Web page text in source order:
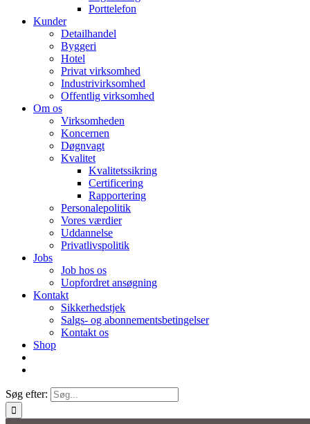
Porttelefon
Kunder
Detailhandel
Byggeri
Hotel
Privat virksomhed
Industrivirksomhed
Offentlig virksomhed
Om os
Virksomheden
Koncernen
Døgnvagt
Kvalitet
Kvalitetssikring
Certificering
Rapportering
Personalepolitik
Vores værdier
Uddannelse
Privatlivspolitik
Jobs
Job hos os
Uopfordret ansøgning
Kontakt
Sikkerhedstjek
Salgs- og abonnementsbetingelser
Kontakt os
Shop
Søg efter: